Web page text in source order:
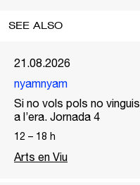
SEE ALSO
21.08.2026
nyamnyam
Si no vols pols no vinguis
a l’era. Jornada 4
12 – 18 h
Arts en Viu